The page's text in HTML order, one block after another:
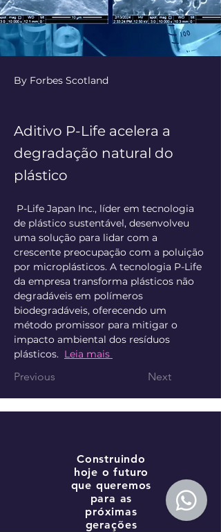
By Forbes Scotland
Aditivo P-Life acelera a
degradação natural do
plástico
de plástico sustentável, desenvolveu
uma solução para lidar com a
crescente preocupação com a poluição
por microplásticos. A tecnologia P-Life
da empresa transforma plásticos não
degradáveis ​​em polímeros
biodegradáveis, oferecendo um
método promissor para mitigar o
impacto ambiental dos resíduos
plásticos. Leia mais
Previous Next
Construindo
hoje o futuro
que queremos
para as
próximas
gerações